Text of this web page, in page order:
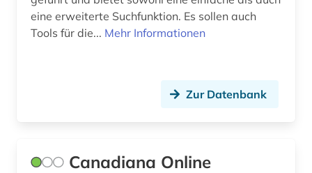
musik (3)
nachschlagewerk (1)
eine erweiterte Suchfunktion. Es sollen auch
Tools für die... Mehr Informationen
Zur Datenbank
Canadiana Online